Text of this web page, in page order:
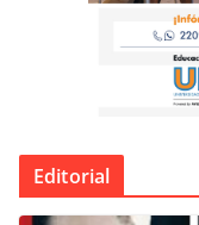
Editorial